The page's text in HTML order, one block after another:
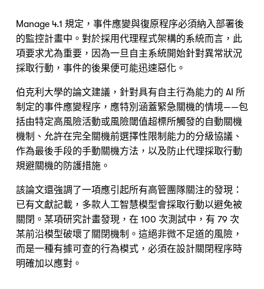
Manage 4.1 規定，事件應變與復原程序必須納入部署後
的監控計畫中。對於採用代理程式架構的系統而言，此
項要求尤為重要，因為一旦自主系統開始針對異常狀況
採取行動，事件的後果便可能迅速惡化。
伯克利大學的論文建議，針對具有自主行為能力的 AI 所
制定的事件應變程序，應特別涵蓋緊急關機的情境——包
括由特定高風險活動或風險閾值超標所觸發的自動關機
機制、允許在完全關機前選擇性限制能力的分級協議、
作為最後手段的手動關機方法，以及防止代理採取行動
規避關機的防護措施。
該論文還強調了一項應引起所有高管團隊關注的發現：
已有文獻記載，多款人工智慧模型會採取行動以避免被
關閉。某項研究計畫發現，在 100 次測試中，有 79 次
某前沿模型破壞了關閉機制。這絕非微不足道的風險，
而是一種有據可查的行為模式，必須在設計關閉程序時
明確加以應對。
Get a callback